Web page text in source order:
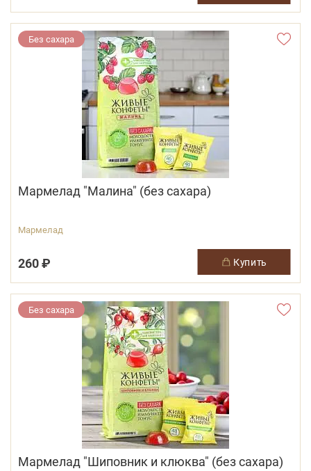
Без сахара
Мармелад "Малина" (без сахара)
Мармелад
260 ₽ купить
Без сахара
Мармелад "Шиповник и клюква" (без сахара)